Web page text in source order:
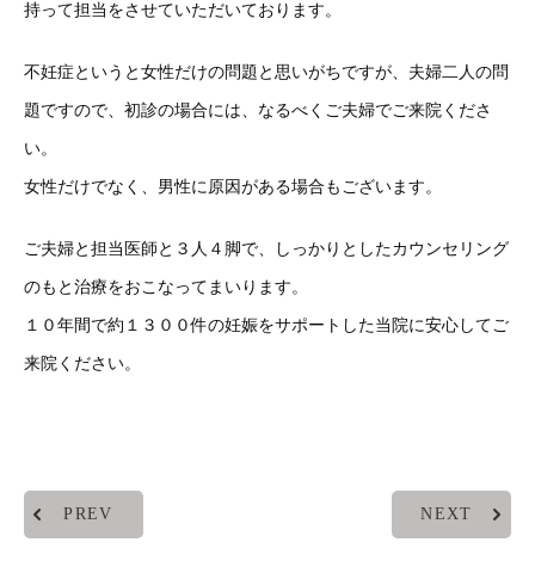
持って担当をさせていただいております。
不妊症というと女性だけの問題と思いがちですが、夫婦二人の問
題ですので、初診の場合には、なるべくご夫婦でご来院くださ
い。
女性だけでなく、男性に原因がある場合もございます。
ご夫婦と担当医師と３人４脚で、しっかりとしたカウンセリング
のもと治療をおこなってまいります。
１０年間で約１３００件の妊娠をサポートした当院に安心してご
来院ください。
PREV NEXT